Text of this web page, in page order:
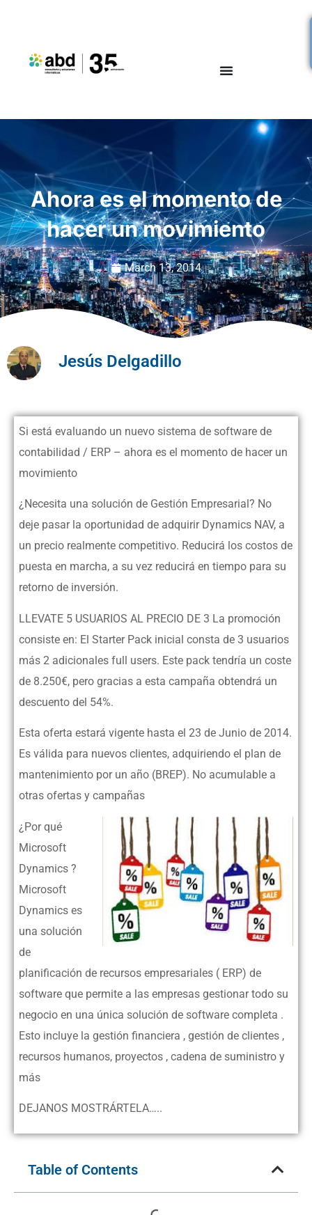
Ahora es el momento de
hacer un movimiento
March 13, 2014
Jesús Delgadillo
Si está evaluando un nuevo sistema de software de
contabilidad / ERP – ahora es el momento de hacer un
movimiento
¿Necesita una solución de Gestión Empresarial? No
deje pasar la oportunidad de adquirir Dynamics NAV, a
un precio realmente competitivo. Reducirá los costos de
puesta en marcha, a su vez reducirá en tiempo para su
retorno de inversión.
LLEVATE 5 USUARIOS AL PRECIO DE 3 La promoción
consiste en: El Starter Pack inicial consta de 3 usuarios
más 2 adicionales full users. Este pack tendría un coste
de 8.250€, pero gracias a esta campaña obtendrá un
descuento del 54%.
Esta oferta estará vigente hasta el 23 de Junio de 2014.
Es válida para nuevos clientes, adquiriendo el plan de
mantenimiento por un año (BREP). No acumulable a
otras ofertas y campañas
¿Por qué
Microsoft
Dynamics ?
Microsoft
Dynamics es
una solución
de
planificación de recursos empresariales ( ERP) de
software que permite a las empresas gestionar todo su
negocio en una única solución de software completa .
Esto incluye la gestión financiera , gestión de clientes ,
recursos humanos, proyectos , cadena de suministro y
más
DEJANOS MOSTRÁRTELA…..
Table of Contents